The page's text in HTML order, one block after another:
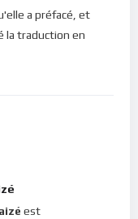
a préfacé, et
la traduction en
est